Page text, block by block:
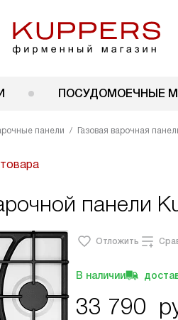
ПОСУДОМОЕЧНЫЕ
панели Газовая варочная
панели
Отложить
В наличии
33 790